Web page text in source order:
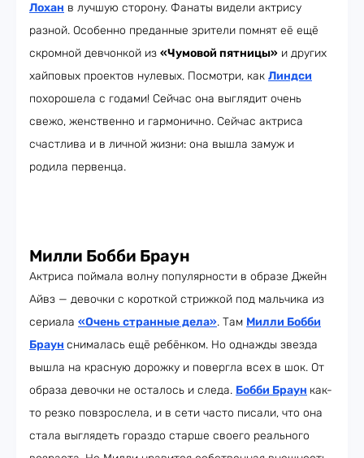
Лохан в лучшую сторону. Фанаты видели актрису
разной. Особенно преданные зрители помнят её ещё
скромной девчонкой из «Чумовой пятницы» и других
хайповых проектов нулевых. Посмотри, как Линдси
похорошела с годами! Сейчас она выглядит очень
свежо, женственно и гармонично. Сейчас актриса
счастлива и в личной жизни: она вышла замуж и
родила первенца.
Милли Бобби Браун
Актриса поймала волну популярности в образе Джейн
Айвз — девочки с короткой стрижкой под мальчика из
сериала «Очень странные дела». Там Милли Бобби
Браун снималась ещё ребёнком. Но однажды звезда
вышла на красную дорожку и повергла всех в шок. От
образа девочки не осталось и следа. Бобби Браун как-
то резко повзрослела, и в сети часто писали, что она
стала выглядеть гораздо старше своего реального